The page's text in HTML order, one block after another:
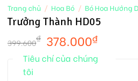
Trang chủ / Hoa Bó / Bó Hoa Hướng
Trưởng Thành HD05
399.600₫ 378.000₫
Tiêu chí của chúng
tôi